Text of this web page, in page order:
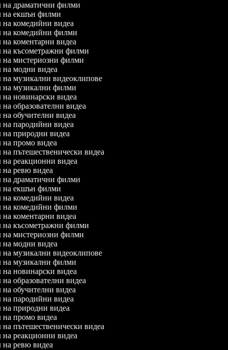
на драматични филми
на екшън филми
на комедийни видеа
на комедийни филми
на коментарни видеа
на късометражни филми
на мистериозни филми
на модни видеа
на музикални видеоклипове
на музикални филми
на новинарски видеа
на образователни видеа
на обучителни видеа
на пародийни видеа
на природни видеа
на промо видеа
на пътешественически видеа
на реакционни видеа
на ревю видеа
на драматични филми
на екшън филми
на комедийни видеа
на комедийни филми
на коментарни видеа
на късометражни филми
на мистериозни филми
на модни видеа
на музикални видеоклипове
на музикални филми
на новинарски видеа
на образователни видеа
на обучителни видеа
на пародийни видеа
на природни видеа
на промо видеа
на пътешественически видеа
на реакционни видеа
на ревю видеа